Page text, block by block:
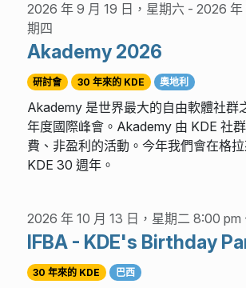
2026 年 9 月 19 日，星期六 - 2026 年
期四
Akademy 2026
研討會 30 年來的 KDE 奧地利
Akademy 是世界最大的自由軟體社群
年度國際峰會。Akademy 由 KDE 社
費、非盈利的活動。今年我們會在格
KDE 30 週年。
2026 年 10 月 13 日，星期二 8:00
IFBA - KDE's Birthday
30 年來的 KDE 巴西